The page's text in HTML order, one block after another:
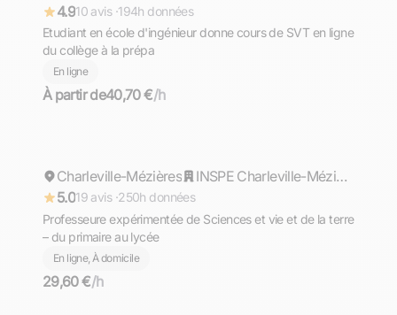
4.910 avis ·194h données
Etudiant en école d'ingénieur donne cours de SVT en ligne
du collège à la prépa
En ligne
À partir de40,70 €/h
Répond rapidement
Charleville-Mézières
INSPE Charleville-Mézières: Institut National Supérieur du Professorat et de l'Education
5.019 avis ·250h données
Professeure expérimentée de Sciences et vie et de la terre
– du primaire au lycée
En ligne, À domicile
29,60 €/h